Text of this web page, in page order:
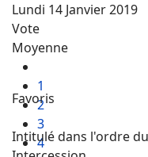
Lundi 14 Janvier 2019
Vote
Moyenne
1
2
3
4
Favoris
Intitulé dans l'ordre